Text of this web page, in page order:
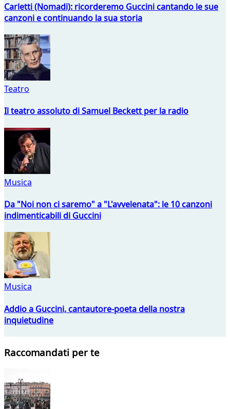
Carletti (Nomadi): ricorderemo Guccini cantando le sue
canzoni e continuando la sua storia
Teatro
Il teatro assoluto di Samuel Beckett per la radio
Musica
Da "Noi non ci saremo" a "L'avvelenata": le 10 canzoni
indimenticabili di Guccini
Musica
Addio a Guccini, cantautore-poeta della nostra
inquietudine
Raccomandati per te